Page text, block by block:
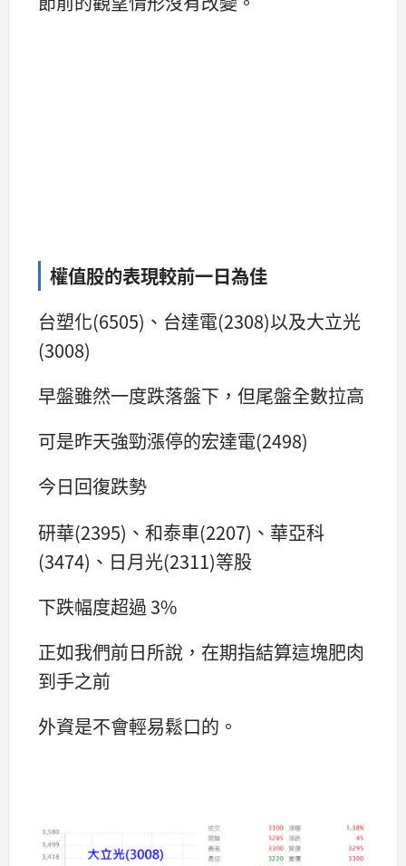
權值股的表現較前一日為佳
台塑化(6505)、台達電(2308)以及大立光
(3008)
早盤雖然一度跌落盤下，但尾盤全數拉高
可是昨天強勁漲停的宏達電(2498)
今日回復跌勢
研華(2395)、和泰車(2207)、華亞科
(3474)、日月光(2311)等股
下跌幅度超過 3%
正如我們前日所說，在期指結算這塊肥肉
到手之前
外資是不會輕易鬆口的。